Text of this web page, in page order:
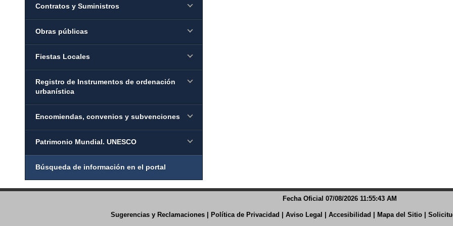
Contratos y Suministros
Obras públicas
Fiestas Locales
Registro de Instrumentos de ordenación
urbanística
Encomiendas, convenios y subvenciones
Patrimonio Mundial. UNESCO
Búsqueda de información en el portal
Fecha Oficial 07/08/2026 11:55:43 AM
Sugerencias y Reclamaciones Política de Privacidad |Aviso Legal |Accesibilidad Mapa del Sitio |